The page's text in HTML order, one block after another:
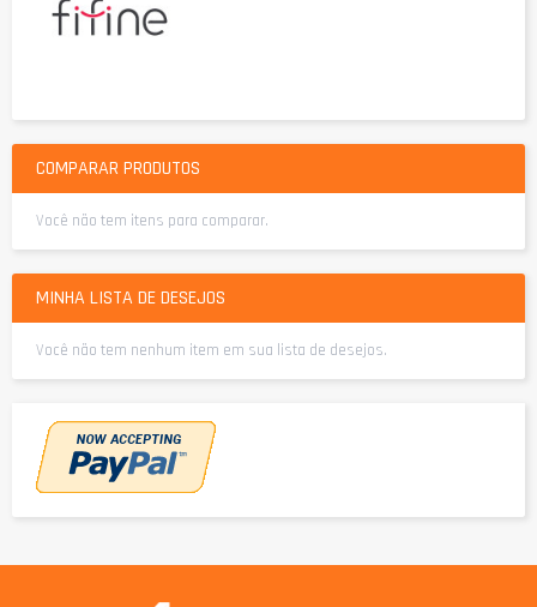
COMPARAR PRODUTOS
Você não tem itens para comparar.
MINHA LISTA DE DESEJOS
Você não tem nenhum item em sua lista de desejos.